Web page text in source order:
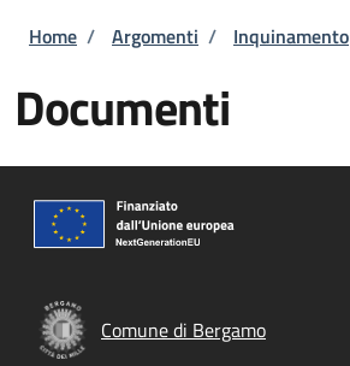
Briciole di pane
Home / Argomenti / Inquinamento
Documenti
Comune di Bergamo